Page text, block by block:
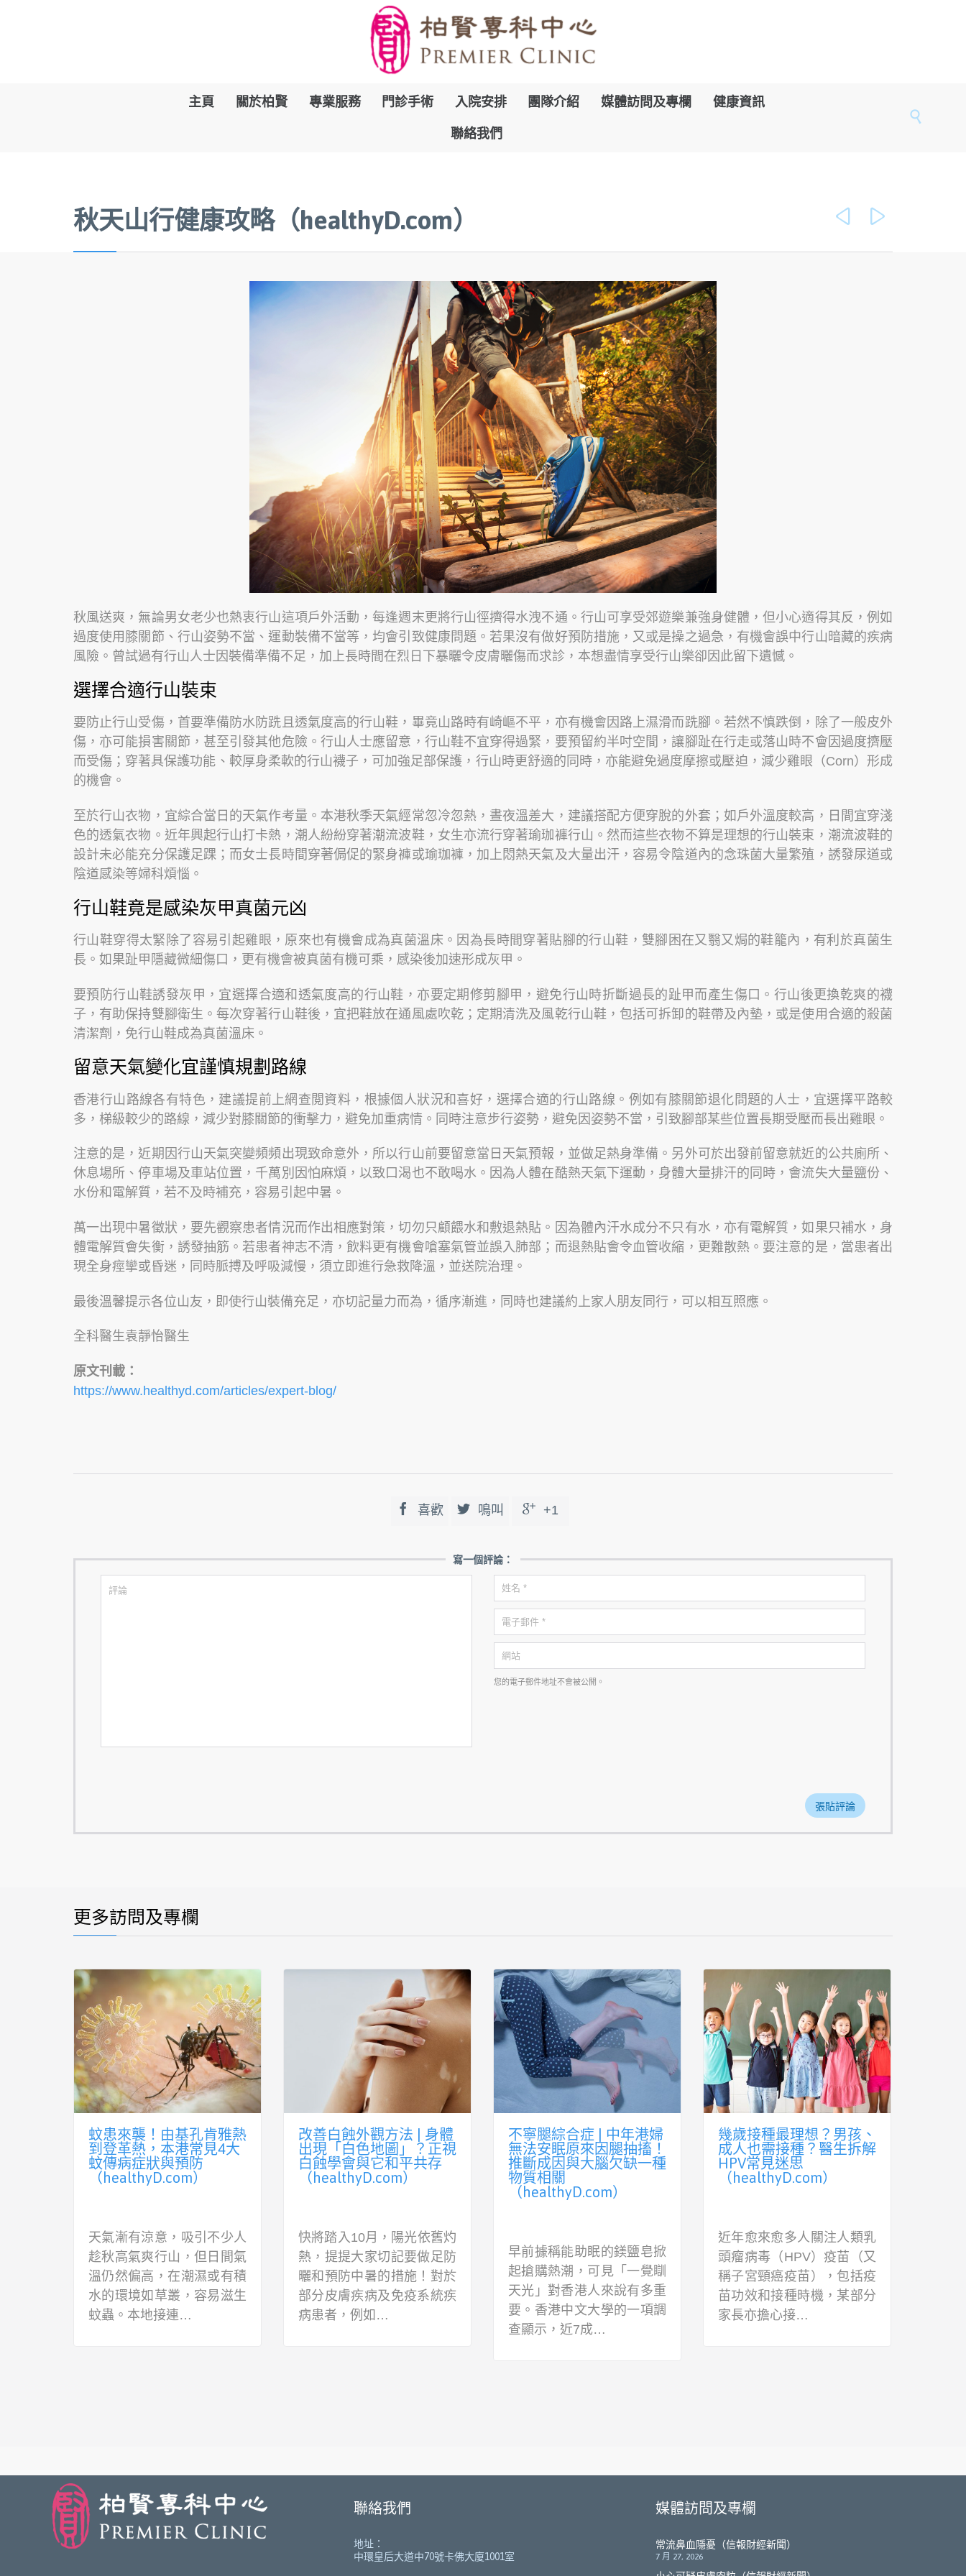
跳
內
主頁 關於柏賢 專業服務 門診手術 入院安排 團隊介紹 媒體訪問及專欄 健康資訊
聯絡我們

秋天山行健康攻略（healthyD.com）  
秋風送爽，無論男女老少也熱衷行山這項戶外活動，每逢週末更將行山徑擠得水洩不通。行山可享受郊遊樂兼強身健體，但小心適得其反，例如
過度使用膝關節、行山姿勢不當、運動裝備不當等，均會引致健康問題。若果沒有做好預防措施，又或是操之過急，有機會誤中行山暗藏的疾病
風險。曾試過有行山人士因裝備準備不足，加上長時間在烈日下暴曬令皮膚曬傷而求診，本想盡情享受行山樂卻因此留下遺憾。
選擇合適行山裝束
要防止行山受傷，首要準備防水防跣且透氣度高的行山鞋，畢竟山路時有崎嶇不平，亦有機會因路上濕滑而跣腳。若然不慎跌倒，除了一般皮外
傷，亦可能損害關節，甚至引發其他危險。行山人士應留意，行山鞋不宜穿得過緊，要預留約半吋空間，讓腳趾在行走或落山時不會因過度擠壓
而受傷；穿著具保護功能、較厚身柔軟的行山襪子，可加強足部保護，行山時更舒適的同時，亦能避免過度摩擦或壓迫，減少雞眼（Corn）形成
的機會。
至於行山衣物，宜綜合當日的天氣作考量。本港秋季天氣經常忽冷忽熱，晝夜溫差大，建議搭配方便穿脫的外套；如戶外溫度較高，日間宜穿淺
色的透氣衣物。近年興起行山打卡熱，潮人紛紛穿著潮流波鞋，女生亦流行穿著瑜珈褲行山。然而這些衣物不算是理想的行山裝束，潮流波鞋的
設計未必能充分保護足踝；而女士長時間穿著侷促的緊身褲或瑜珈褲，加上悶熱天氣及大量出汗，容易令陰道內的念珠菌大量繁殖，誘發尿道或
陰道感染等婦科煩惱。
行山鞋竟是感染灰甲真菌元凶
行山鞋穿得太緊除了容易引起雞眼，原來也有機會成為真菌溫床。因為長時間穿著貼腳的行山鞋，雙腳困在又翳又焗的鞋籠內，有利於真菌生
長。如果趾甲隱藏微細傷口，更有機會被真菌有機可乘，感染後加速形成灰甲。
要預防行山鞋誘發灰甲，宜選擇合適和透氣度高的行山鞋，亦要定期修剪腳甲，避免行山時折斷過長的趾甲而產生傷口。行山後更換乾爽的襪
子，有助保持雙腳衛生。每次穿著行山鞋後，宜把鞋放在通風處吹乾；定期清洗及風乾行山鞋，包括可拆卸的鞋帶及內墊，或是使用合適的殺菌
清潔劑，免行山鞋成為真菌溫床。
留意天氣變化宜謹慎規劃路線
香港行山路線各有特色，建議提前上網查閲資料，根據個人狀況和喜好，選擇合適的行山路線。例如有膝關節退化問題的人士，宜選擇平路較
多，梯級較少的路線，減少對膝關節的衝擊力，避免加重病情。同時注意步行姿勢，避免因姿勢不當，引致腳部某些位置長期受壓而長出雞眼。
注意的是，近期因行山天氣突變頻頻出現致命意外，所以行山前要留意當日天氣預報，並做足熱身準備。另外可於出發前留意就近的公共廁所、
休息場所、停車場及車站位置，千萬別因怕麻煩，以致口渴也不敢喝水。因為人體在酷熱天氣下運動，身體大量排汗的同時，會流失大量鹽份、
水份和電解質，若不及時補充，容易引起中暑。
萬一出現中暑徵狀，要先觀察患者情況而作出相應對策，切勿只顧餵水和敷退熱貼。因為體內汗水成分不只有水，亦有電解質，如果只補水，身
體電解質會失衡，誘發抽筋。若患者神志不清，飲料更有機會嗆塞氣管並誤入肺部；而退熱貼會令血管收縮，更難散熱。要注意的是，當患者出
現全身痙攣或昏迷，同時脈搏及呼吸減慢，須立即進行急救降溫，並送院治理。
最後溫馨提示各位山友，即使行山裝備充足，亦切記量力而為，循序漸進，同時也建議約上家人朋友同行，可以相互照應。
全科醫生袁靜怡醫生
原文刊載：
https://www.healthyd.com/articles/expert-blog/
 喜歡  鳴叫  +1
寫一個評論：
您的電子郵件地址不會被公開。
更多訪問及專欄
港人4大皮膚煩惱：濕疹/
蕁麻疹/皮膚癬/生蛇 一
文認識不同症狀、護理及
預防方法
香港的氣候時而潮濕，時而
乾燥，令許多人的皮膚經常
「鬧情緒」！轉季時出現又
紅又癢的症狀，尤其皮膚較
白內障、黃斑病變發病難
逆轉 醫生推介4種營養
素助維持眼部健康
（healthyD.com）
春意盎然，陽光漸見燦爛，
不少熱愛戶外運動的朋友已
興致勃勃計劃活動！筆者曾
於專欄分享同陽光玩遊戲要
適可而止，因長…
三大呼吸道疾病徵狀相似
提防雙重感染引發重症
（healthyD.com）
（RSV）和肺炎球菌，都是
容易引發大流行的常見呼吸
道疾病，可透過飛沬或與患
者接觸迅速傳播。…
簡單吃出逆齡美肌 新五
大超強營養素
（healthyD.com）
「平嘢有好嘢」，親民價品
牌的功效竟媲美貴價面霜！
日常生活多吃對皮膚有益的
天然食物或營養素…
聯絡我們
地址：
中環皇后大道中70號卡佛大廈1001室
媒體訪問及專欄
常流鼻血隱憂（信報財經新聞）
7 月 27, 2026